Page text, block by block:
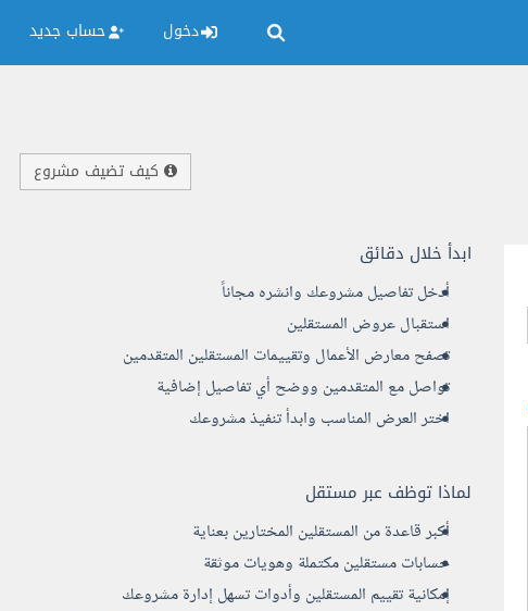
دخول حساب جديد
كيف تضيف مشروع
ابدأ خلال دقائق
أدخل تفاصيل مشروعك وانشره مجاناً
استقبال عروض المستقلين
تصفح معارض الأعمال وتقييمات المستقلين المتقدمين
تواصل مع المتقدمين ووضح أي تفاصيل إضافية
اختر العرض المناسب وابدأ تنفيذ مشروعك
لماذا توظف عبر مستقل
أكبر قاعدة من المستقلين المختارين بعناية
حسابات مستقلين مكتملة وهويات موثقة
إمكانية تقييم المستقلين وأدوات تسهل إدارة مشروعك